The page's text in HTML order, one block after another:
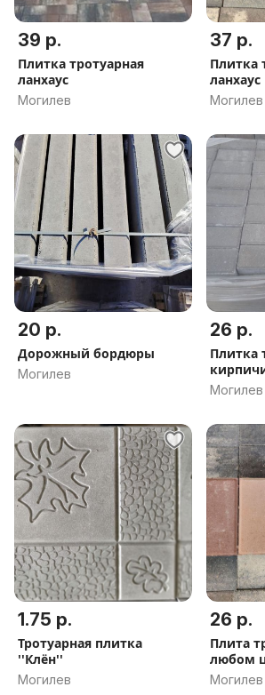
39 р.
Плитка тротуарная
ланхаус
Могилев
37 р.
Плитка
Могилев
20 р.
Дорожный бордюры
Могилев
26 р.
Плитка
Могилев
1.75 р.
Тротуарная плитка
''Клён''
Могилев
26 р.
Плита
любом
Могилев